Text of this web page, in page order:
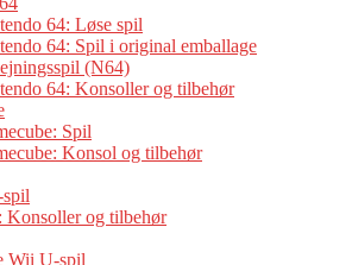
64: Løse spil
64: Spil i original emballage
(N64)
64: Konsoller og tilbehør
Spil
Konsol og tilbehør
Konsoller og tilbehør
Wii U-spil